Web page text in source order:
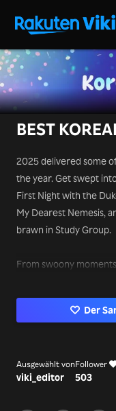
BEST
2025 delivered some
the year. Get swept
First Night with the
My Dearest Nemesis,
brawn in Study Group.
From swoony
hits made 2025
Der
Ausgewählt von
viki_editor
Follower
503